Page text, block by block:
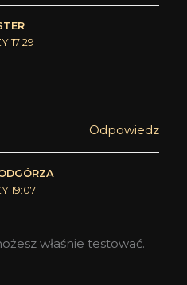
17:29
Odpowiedz
19:07
właśnie testować.